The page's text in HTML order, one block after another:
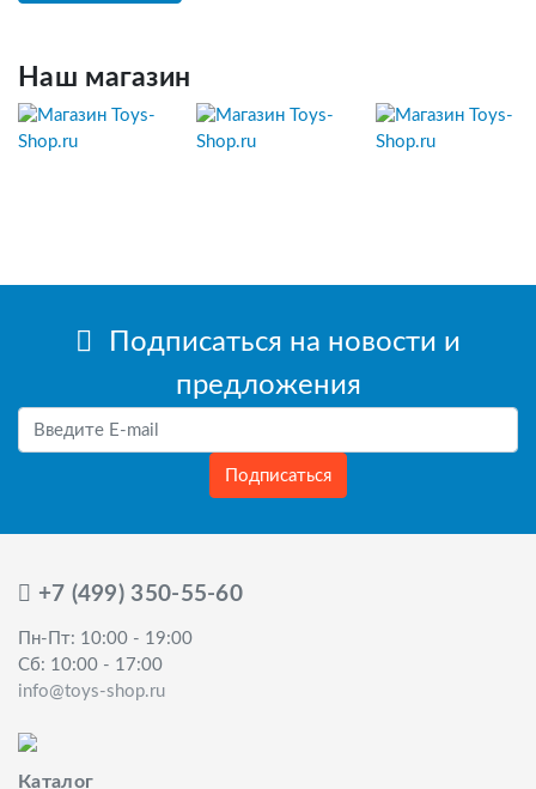
Наш магазин
Подписаться на новости и
предложения
Подписаться
+7 (499) 350-55-60
Пн-Пт: 10:00 - 19:00
Сб: 10:00 - 17:00
info@toys-shop.ru
Каталог